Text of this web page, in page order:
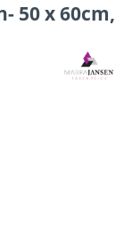
50 x 60cm,